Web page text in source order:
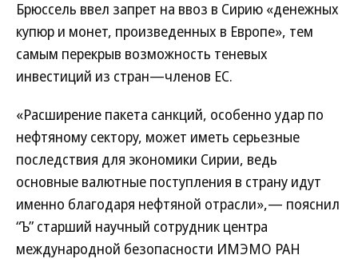
Брюссель ввел запрет на ввоз в Сирию «денежных
купюр и монет, произведенных в Европе», тем
самым перекрыв возможность теневых
инвестиций из стран—членов ЕС.
«Расширение пакета санкций, особенно удар по
нефтяному сектору, может иметь серьезные
последствия для экономики Сирии, ведь
основные валютные поступления в страну идут
именно благодаря нефтяной отрасли»,— пояснил
“Ъ” старший научный сотрудник центра
международной безопасности ИМЭМО РАН